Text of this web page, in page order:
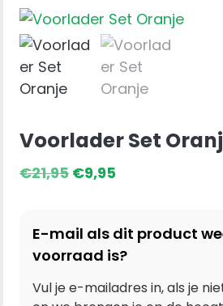
Voorlader Set
€21,95 Oorspronkelijke
€21,95.
€9,95Huidige
€9,95.
E-mail als dit product
voorraad is?
Vul je e-mailadres in, als je